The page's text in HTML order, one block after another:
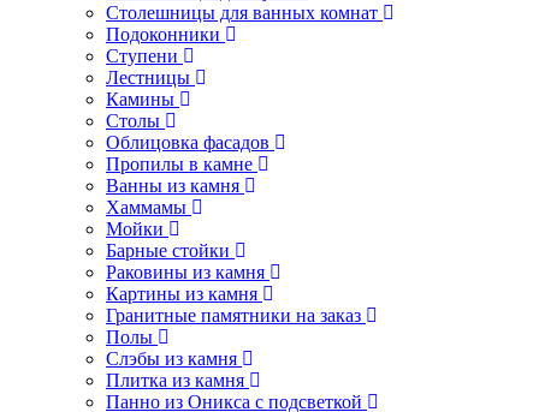
Столешницы для ванных комнат
Подоконники
Ступени
Лестницы
Камины
Столы
Облицовка фасадов
Пропилы в камне
Ванны из камня
Хаммамы
Мойки
Барные стойки
Раковины из камня
Картины из камня
Гранитные памятники на заказ
Полы
Слэбы из камня
Плитка из камня
Панно из Оникса с подсветкой